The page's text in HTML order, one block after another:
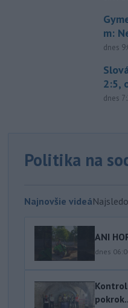
m:
dnes
2:5,
dnes
Politika na
Najnovšie videá
ANI
dnes